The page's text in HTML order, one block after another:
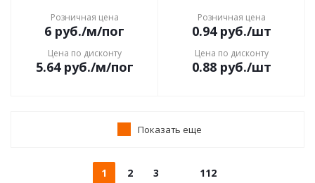
Розничная цена
6 руб./м/пог
Цена по дисконту
5.64руб./м/пог
Розничная цена
0.94руб./шт
Цена по дисконту
0.88руб./шт
Показать еще
1 2 3 112